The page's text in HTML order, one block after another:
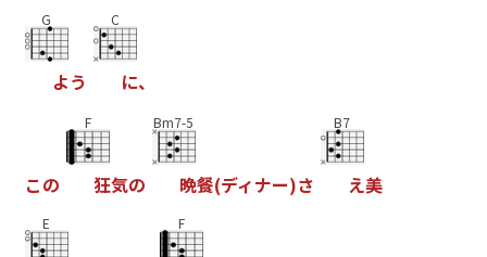
G
よう
C
に、
この
F
狂気の
Bm7-5
晩餐(ディナー)さ
B7
え美
E F